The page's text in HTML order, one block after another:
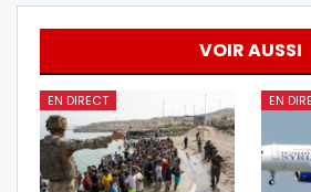
VOIR AUSSI
EN DIRECT EN